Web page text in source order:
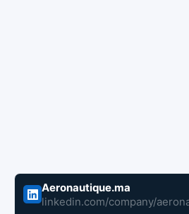
Aeronautique.ma
linkedin.com/company/